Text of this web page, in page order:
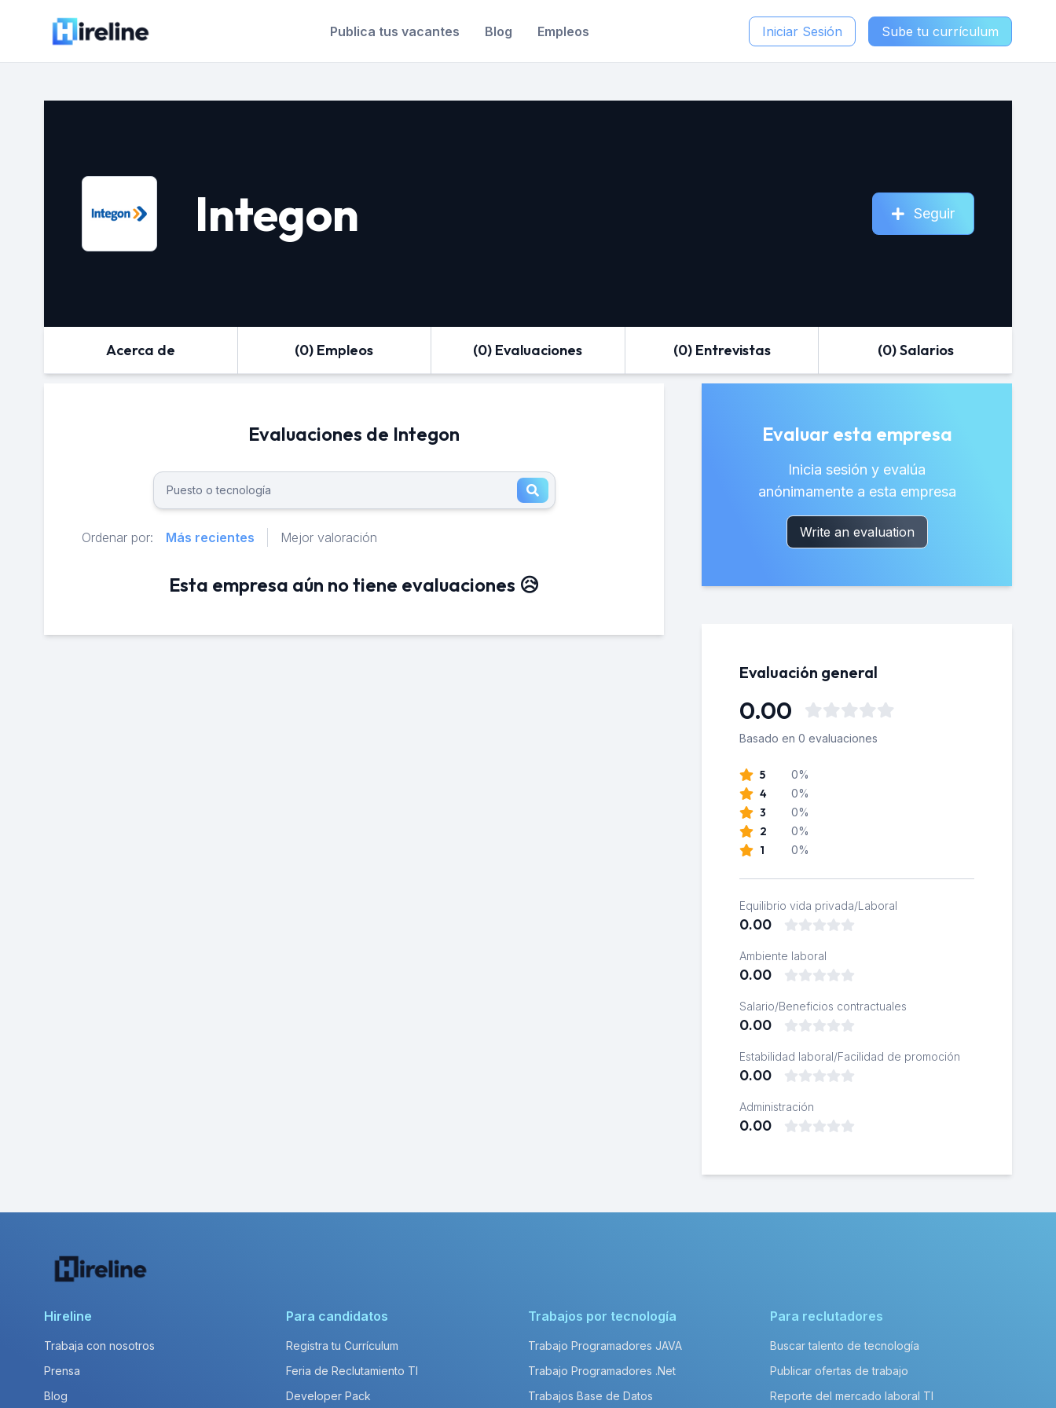
Publica tus vacantes Blog Empleos Iniciar Sesión Sube tu currículum
Integon Seguir
Acerca de (0) Empleos (0) Evaluaciones (0) Entrevistas (0) Salarios
Evaluaciones de Integon
Ordenar por: Más recientes Mejor valoración
Esta empresa aún no tiene evaluaciones 😥
Evaluar esta empresa
Inicia sesión y evalúa
anónimamente a esta empresa
Write an evaluation
Evaluación general
0.00
Basado en 0 evaluaciones
5 0%
4 0%
3 0%
2 0%
1 0%
Equilibrio vida privada/Laboral
0.00
Ambiente laboral
0.00
Salario/Beneficios contractuales
0.00
Estabilidad laboral/Facilidad de promoción
0.00
Administración
0.00
Hireline
Trabaja con nosotros
Prensa
Blog
Para candidatos
Registra tu Currículum
Feria de Reclutamiento TI
Developer Pack
Trabajos por tecnología
Trabajo Programadores JAVA
Trabajo Programadores .Net
Trabajos Base de Datos
Para reclutadores
Buscar talento de tecnología
Publicar ofertas de trabajo
Reporte del mercado laboral TI